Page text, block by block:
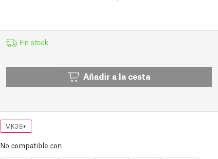
En stock
Añadir a la cesta
MK3S+
No compatible con